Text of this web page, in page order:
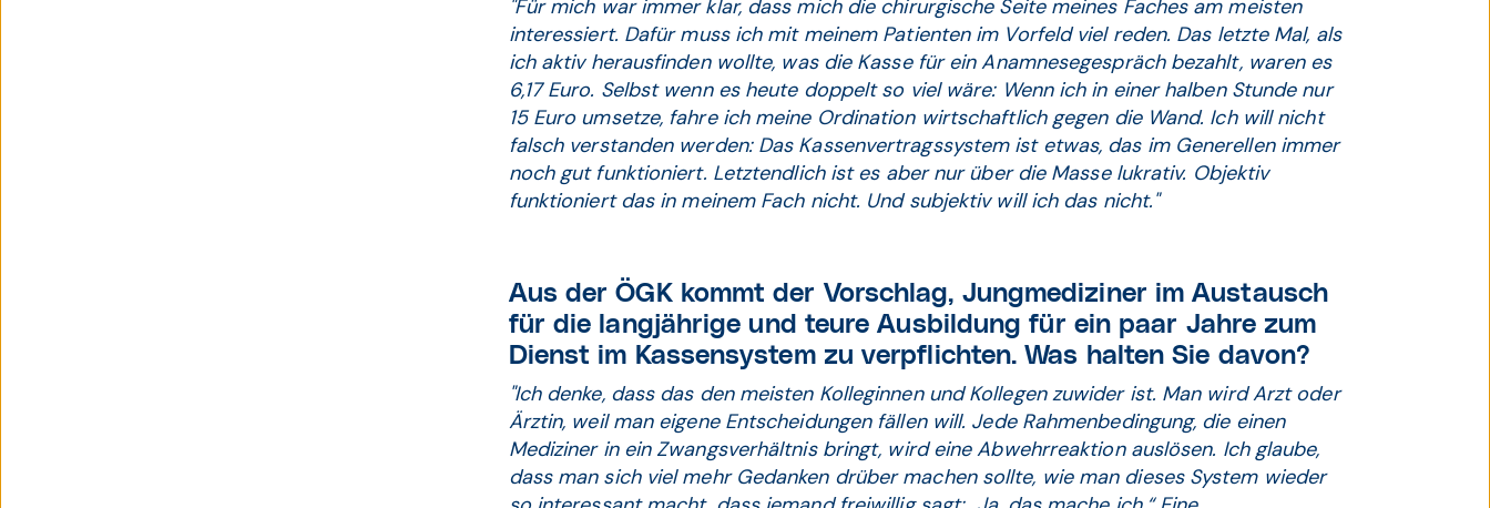
"Für mich war immer klar, dass mich die chirurgische Seite meines Faches am meisten
interessiert. Dafür muss ich mit meinem Patienten im Vorfeld viel reden. Das letzte Mal, als
ich aktiv herausfinden wollte, was die Kasse für ein Anamnesegespräch bezahlt, waren es
6,17 Euro. Selbst wenn es heute doppelt so viel wäre: Wenn ich in einer halben Stunde nur
15 Euro umsetze, fahre ich meine Ordination wirtschaftlich gegen die Wand. Ich will nicht
falsch verstanden werden: Das Kassenvertragssystem ist etwas, das im Generellen immer
noch gut funktioniert. Letztendlich ist es aber nur über die Masse lukrativ. Objektiv
funktioniert das in meinem Fach nicht. Und subjektiv will ich das nicht."
Aus der ÖGK kommt der Vorschlag, Jungmediziner im Austausch
für die langjährige und teure Ausbildung für ein paar Jahre zum
Dienst im Kassensystem zu verpflichten. Was halten Sie davon?
"Ich denke, dass das den meisten Kolleginnen und Kollegen zuwider ist. Man wird Arzt oder
Ärztin, weil man eigene Entscheidungen fällen will. Jede Rahmenbedingung, die einen
Mediziner in ein Zwangsverhältnis bringt, wird eine Abwehrreaktion auslösen. Ich glaube,
dass man sich viel mehr Gedanken drüber machen sollte, wie man dieses System wieder